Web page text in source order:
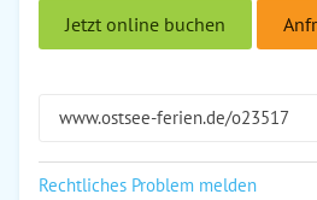
Jetzt online buchen
www.ostsee-ferien.de/o23517
Rechtliches Problem melden